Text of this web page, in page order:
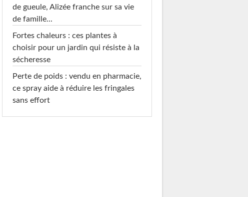
de gueule, Alizée franche sur sa vie
de famille...
Fortes chaleurs : ces plantes à
choisir pour un jardin qui résiste à la
sécheresse
Perte de poids : vendu en pharmacie,
ce spray aide à réduire les fringales
sans effort